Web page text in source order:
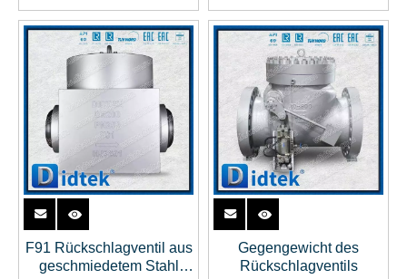
18 Zoll, 300 LB
F91 Rückschlagventil aus
geschmiedetem Stahl
Gegengewicht des
Rückschlagventils